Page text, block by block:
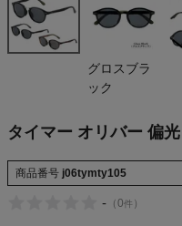
グロスブラ
ック
タイマー オリバー 偏
商品番号 j06tymty105
- （0件 ）